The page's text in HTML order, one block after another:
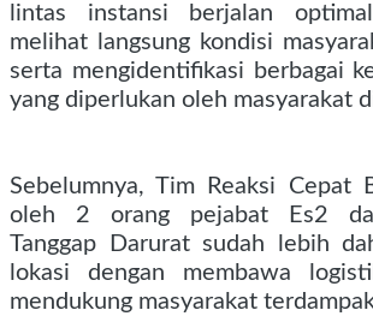
lintas instansi berjalan
melihat langsung kondisi
serta mengidentifikasi berbagai
yang diperlukan oleh masyarakat
Sebelumnya, Tim Reaksi Cepat
oleh 2 orang pejabat Es2
Tanggap Darurat sudah lebih
lokasi dengan membawa
mendukung masyarakat